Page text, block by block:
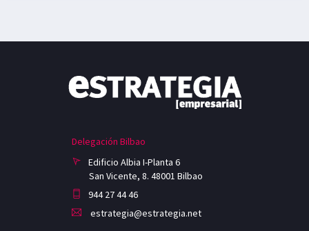
Delegación Bilbao
Edificio Albia I-Planta 6
San Vicente, 8. 48001 Bilbao
944 27 44 46
estrategia@estrategia.net